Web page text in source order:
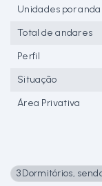
3 Dormitórios,
Unidades por
Total de andares
Perfil
Situação
Área Privativa